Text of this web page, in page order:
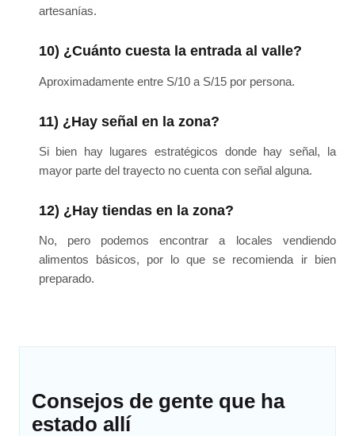
artesanías.
10) ¿Cuánto cuesta la entrada al valle?
Aproximadamente entre S/10 a S/15 por persona.
11) ¿Hay señal en la zona?
Si bien hay lugares estratégicos donde hay señal, la
mayor parte del trayecto no cuenta con señal alguna.
12) ¿Hay tiendas en la zona?
No, pero podemos encontrar a locales vendiendo
alimentos básicos, por lo que se recomienda ir bien
preparado.
Consejos de gente que ha
estado allí